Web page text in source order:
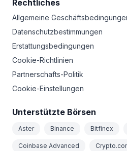
Rechtliches
Allgemeine
Datenschutzbestimmungen
Erstattungsbedingungen
Cookie-Richtlinien
Partnerschafts-Politik
Cookie-Einstellungen
Unterstützte Börsen
Aster Binance Bitfinex
Coinbase Advanced